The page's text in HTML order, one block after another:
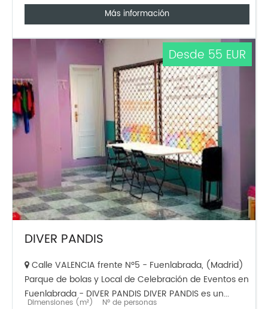
Más información
DIVER PANDIS
Desde 55 EUR
Calle VALENCIA frente Nº5 - Fuenlabrada, (Madrid)
Parque de bolas y Local de Celebración de Eventos en
Fuenlabrada - DIVER PANDIS DIVER PANDIS es un...
Dimensiones (m²) Nº de personas